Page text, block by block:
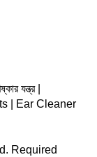
যন্ত্র |
| Ear Cleaner
Required